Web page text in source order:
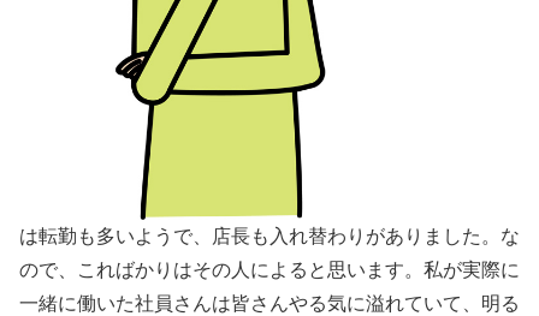
は転勤も多いようで、店長も入れ替わりがありました。な
ので、こればかりはその人によると思います。私が実際に
一緒に働いた社員さんは皆さんやる気に溢れていて、明る